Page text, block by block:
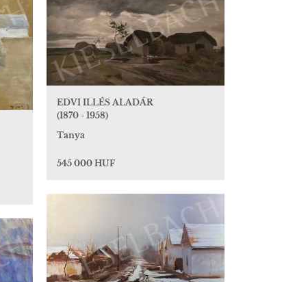
EDVI ILLÉS ALADÁR
(1870 - 1958)
Tanya
545 000 HUF